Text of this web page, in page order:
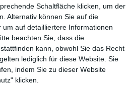
Schaltfläche klicken, um der
Alternativ können Sie auf die
auf detailliertere Informationen
beachten Sie, dass die
kann, obwohl Sie das Recht
lediglich für diese Website. Sie
indem Sie zu dieser Website
klicken.
schwarzen
in
Apple zu